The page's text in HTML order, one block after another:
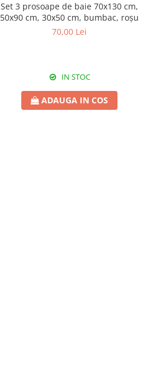
Set 3 prosoape de baie 70x130 cm,
50x90 cm, 30x50 cm, bumbac, roșu
70,00 Lei
IN STOC
ADAUGA IN COS